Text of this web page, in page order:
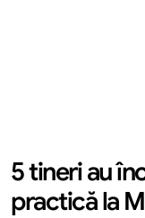
5 tineri au
practică la